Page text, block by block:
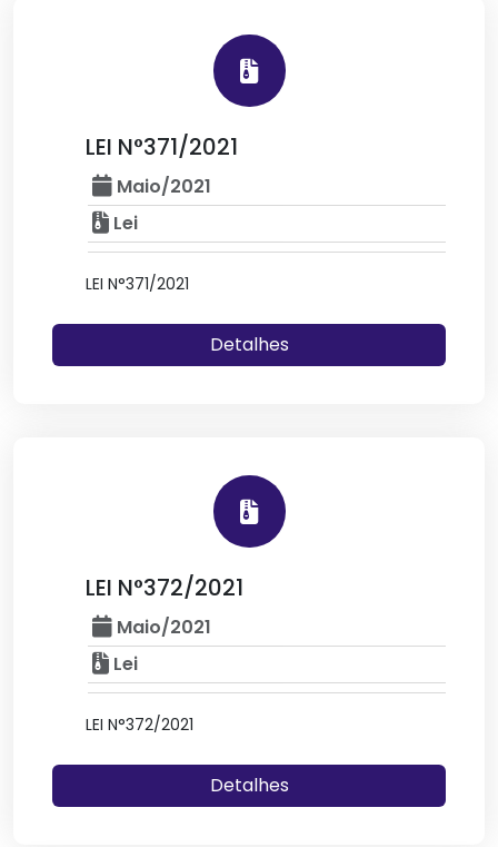
LEI N°371/2021
Maio/2021
Lei
LEI N°371/2021
Detalhes
LEI N°372/2021
Maio/2021
Lei
LEI N°372/2021
Detalhes